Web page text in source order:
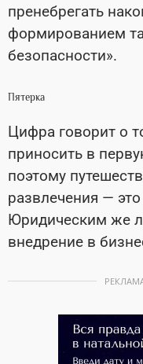
пренебрегать
формированием
безопасности».
Пятерка
Цифра говорит о
приносить в
поэтому
развлечения —
Юридическим же
внедрение в